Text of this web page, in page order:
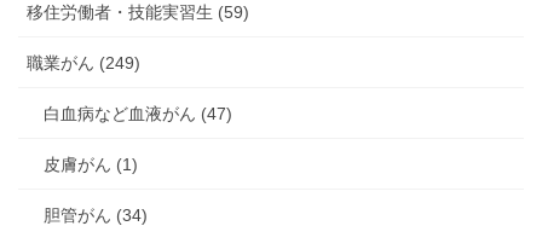
移住労働者・技能実習生 (59)
職業がん (249)
白血病など血液がん (47)
皮膚がん (1)
胆管がん (34)